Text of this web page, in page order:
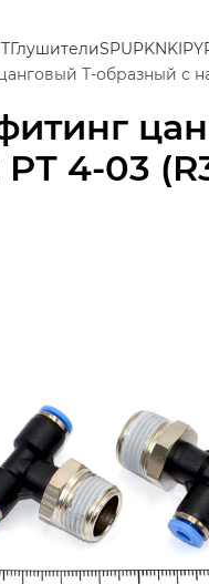
4-03
ГлушителиSPUPKNKIPY
Т-образный с